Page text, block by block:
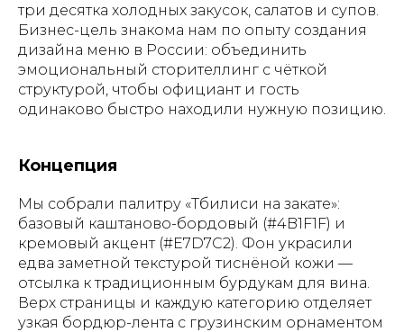
три десятка холодных закусок, салатов и супов.
Бизнес-цель знакома нам по опыту создания
дизайна меню в России: объединить
эмоциональный сторителлинг с чёткой
структурой, чтобы официант и гость
одинаково быстро находили нужную позицию.
Концепция
Мы собрали палитру «Тбилиси на закате»:
базовый каштаново-бордовый (#4B1F1F) и
кремовый акцент (#E7D7C2). Фон украсили
едва заметной текстурой тиснёной кожи —
отсылка к традиционным бурдукам для вина.
Верх страницы и каждую категорию отделяет
узкая бордюр-лента с грузинским орнаментом